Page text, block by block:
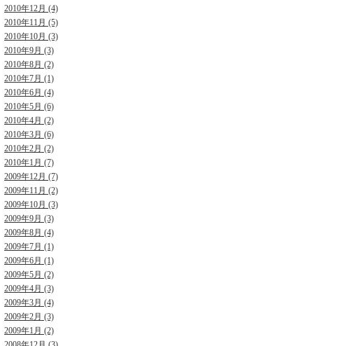
2010年12月 (4)
2010年11月 (5)
2010年10月 (3)
2010年9月 (3)
2010年8月 (2)
2010年7月 (1)
2010年6月 (4)
2010年5月 (6)
2010年4月 (2)
2010年3月 (6)
2010年2月 (2)
2010年1月 (7)
2009年12月 (7)
2009年11月 (2)
2009年10月 (3)
2009年9月 (3)
2009年8月 (4)
2009年7月 (1)
2009年6月 (1)
2009年5月 (2)
2009年4月 (3)
2009年3月 (4)
2009年2月 (3)
2009年1月 (2)